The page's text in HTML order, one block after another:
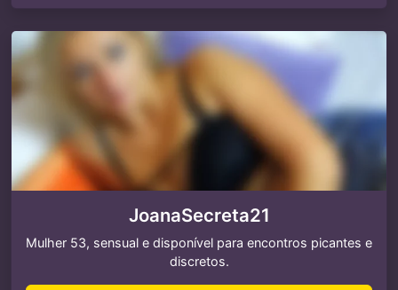
JoanaSecreta21
Mulher 53, sensual e disponível para encontros picantes e
discretos.